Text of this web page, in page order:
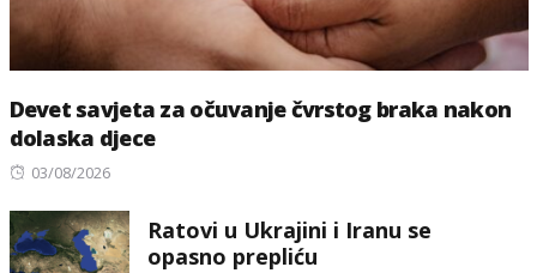
Devet savjeta za očuvanje čvrstog braka nakon
dolaska djece
Posted
03/08/2026
Ratovi u Ukrajini i Iranu se
opasno prepliću